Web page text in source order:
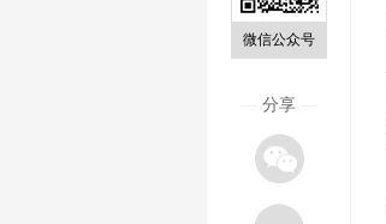
微信公众号
分享